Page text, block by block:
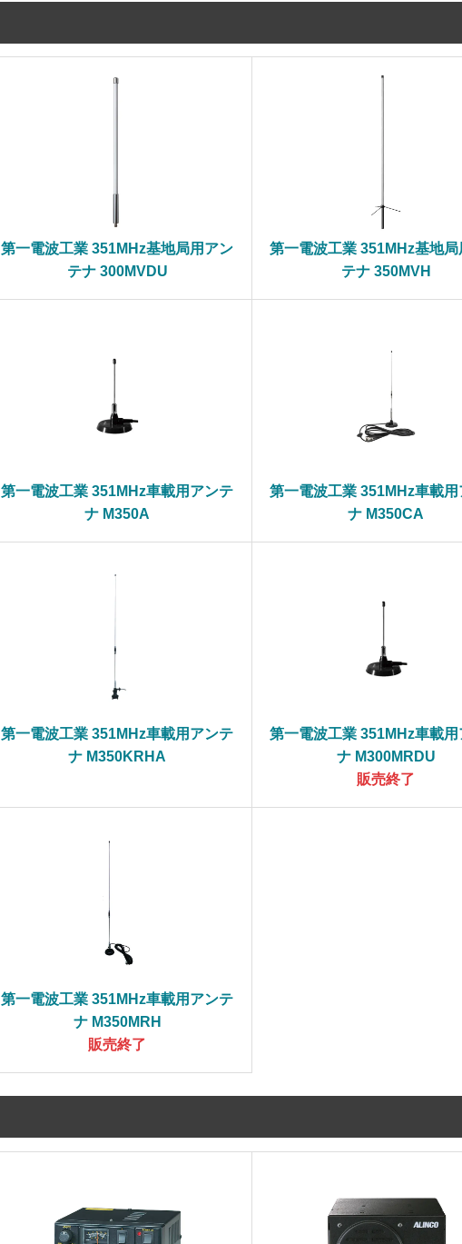
第一電波工業 351MHz基地局用アン
テナ 300MVDU
第一電波工業 351MHz基地局
テナ 350MVH
第一電波工業 351MHz車載用アンテ
ナ M350A
第一電波工業 351MHz車載用
ナ M350CA
第一電波工業 351MHz車載用アンテ
ナ M350KRHA
第一電波工業 351MHz車載用
ナ M300MRDU
販売終了
第一電波工業 351MHz車載用アンテ
ナ M350MRH
販売終了